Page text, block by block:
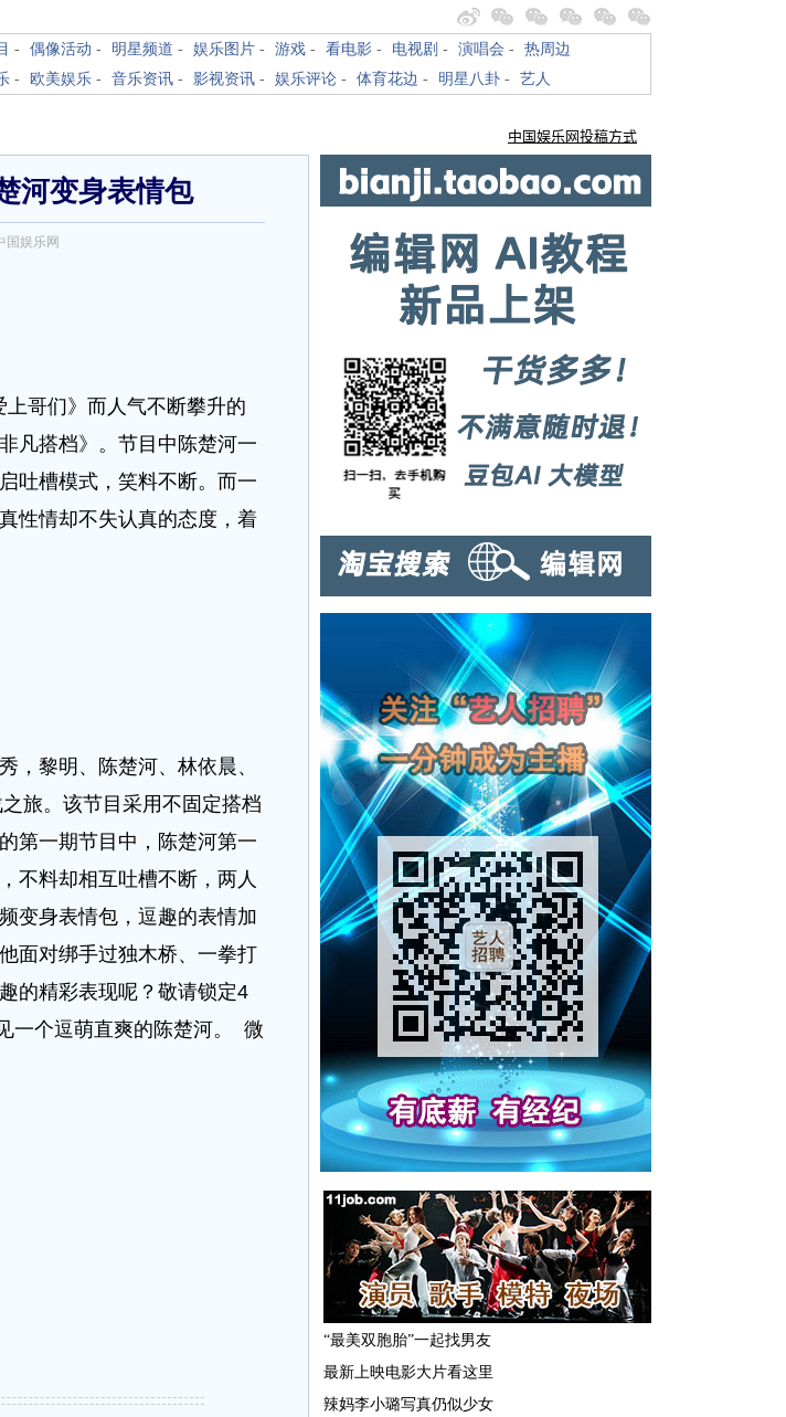
- 偶像活动 - 明星频道 - 娱乐图片 - 游戏 - 看电影 - 电视剧 - 演唱会 - 热周边
- 欧美娱乐 - 音乐资讯 - 影视资讯 - 娱乐评论 - 体育花边 - 明星八卦 - 艺人
河变身表情包
国娱乐网
哥们》而人气不断攀升的
凡搭档》。节目中陈楚河一
吐槽模式，笑料不断。而一
性情却不失认真的态度，着
黎明、陈楚河、林依晨、
旅。该节目采用不固定搭档
第一期节目中，陈楚河第一
不料却相互吐槽不断，两人
变身表情包，逗趣的表情加
面对绑手过独木桥、一拳打
的精彩表现呢？敬请锁定4
一个逗萌直爽的陈楚河。 微